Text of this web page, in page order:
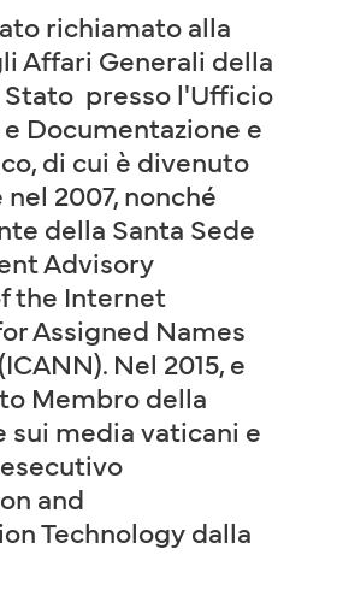
richiamato alla
Affari Generali della
presso l'Ufficio
Documentazione e
di cui è divenuto
2007, nonché
della Santa Sede
Advisory
the Internet
Assigned Names
Nel 2015, e
Membro della
sui media vaticani e
and
Technology dalla